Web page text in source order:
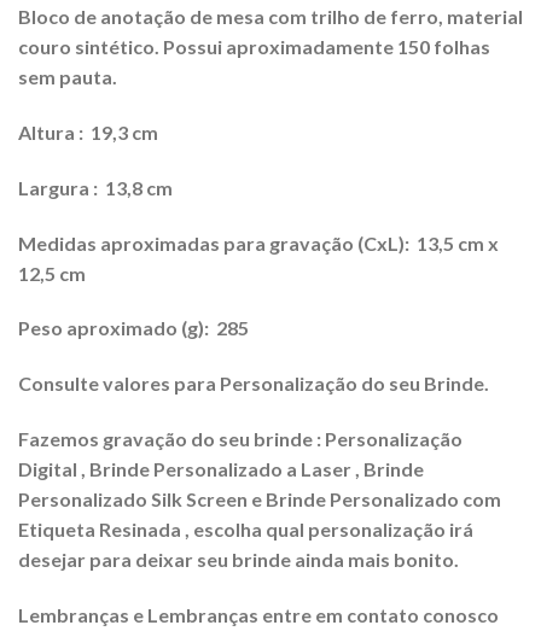
Bloco de anotação de mesa com trilho de ferro, material
couro sintético. Possui aproximadamente 150 folhas
sem pauta.
Altura : 19,3 cm
Largura : 13,8 cm
Medidas aproximadas para gravação (CxL): 13,5 cm x
12,5 cm
Peso aproximado (g): 285
Consulte valores para Personalização do seu Brinde.
Fazemos gravação do seu brinde : Personalização
Digital , Brinde Personalizado a Laser , Brinde
Personalizado Silk Screen e Brinde Personalizado com
Etiqueta Resinada , escolha qual personalização irá
desejar para deixar seu brinde ainda mais bonito.
Lembranças e Lembranças entre em contato conosco